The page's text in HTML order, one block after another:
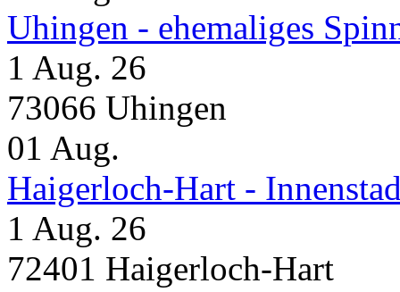
Uhingen - ehemaliges
1 Aug. 26
73066 Uhingen
01 Aug.
Haigerloch-Hart -
1 Aug. 26
72401 Haigerloch-Hart